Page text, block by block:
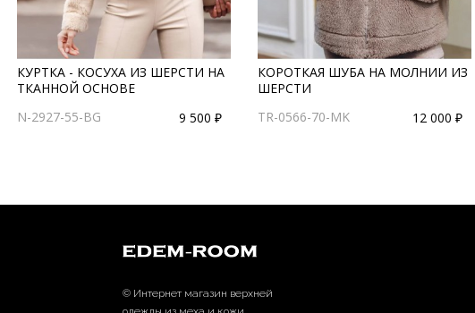
КУРТКА - КОСУХА ИЗ ШЕРСТИ НА
ТКАННОЙ ОСНОВЕ
N-2927-55-BG
9 500 ₽
КОРОТКАЯ ШУБА НА МОЛНИИ ИЗ
ШЕРСТИ
TR-0566-70-MK
12 000 ₽
© Интернет магазин верхней